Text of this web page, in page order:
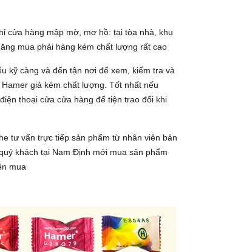
cửa hàng mập mờ, mơ hồ: tại tòa nhà, khu
mua phải hàng kém chất lượng rất cao
kỹ càng và đến tận nơi để xem, kiểm tra và
giả kém chất lượng. Tốt nhất nếu
thoại cửa cửa hàng để tiện trao đổi khi
tư vấn trực tiếp sản phẩm từ nhân viên bán
khách tại Nam Định mới mua sản phẩm
mua